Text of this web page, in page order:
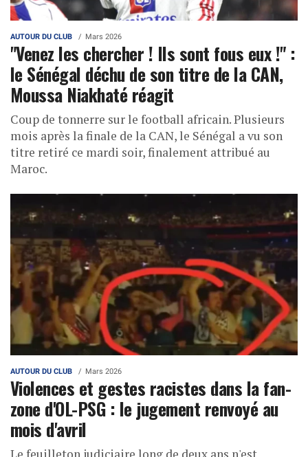
AUTOUR DU CLUB Mars 2026
"Venez les chercher ! Ils sont fous eux !" :
le Sénégal déchu de son titre de la CAN,
Moussa Niakhaté réagit
Coup de tonnerre sur le football africain. Plusieurs
mois après la finale de la CAN, le Sénégal a vu son
titre retiré ce mardi soir, finalement attribué au
Maroc.
AUTOUR DU CLUB Mars 2026
Violences et gestes racistes dans la fan-
zone d'OL-PSG : le jugement renvoyé au
mois d'avril
Le feuilleton judiciaire long de deux ans n'est